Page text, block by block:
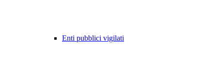
Enti pubblici vigilati